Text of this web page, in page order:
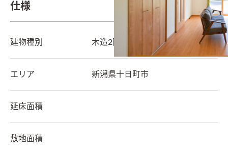
仕様
建物種別 木造2階建　耐雪住宅
エリア 新潟県十日町市
延床面積
敷地面積